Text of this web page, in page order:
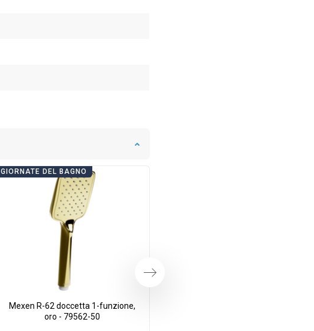
GIORNATE DEL BAGNO
Mexen R-62 doccetta 1-funzione,
oro - 79562-50
Successivo